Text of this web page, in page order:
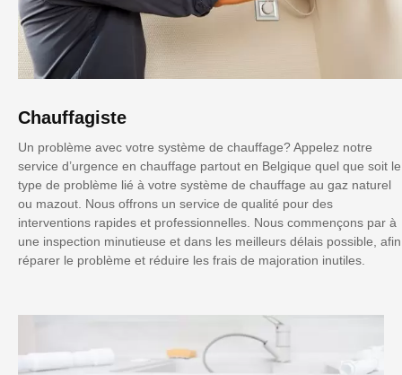
Chauffagiste
Un problème avec votre système de chauffage? Appelez notre
service d’urgence en chauffage partout en Belgique quel que soit le
type de problème lié à votre système de chauffage au gaz naturel
ou mazout. Nous offrons un service de qualité pour des
interventions rapides et professionnelles. Nous commençons par à
une inspection minutieuse et dans les meilleurs délais possible, afin
réparer le problème et réduire les frais de majoration inutiles.